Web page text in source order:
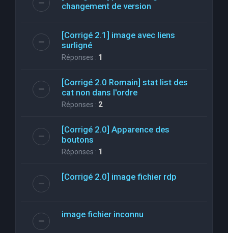
changement de version
[Corrigé 2.1] image avec liens
surligné
Réponses : 1
[Corrigé 2.0 Romain] stat list des
cat non dans l'ordre
Réponses : 2
[Corrigé 2.0] Apparence des
boutons
Réponses : 1
[Corrigé 2.0] image fichier rdp
image fichier inconnu